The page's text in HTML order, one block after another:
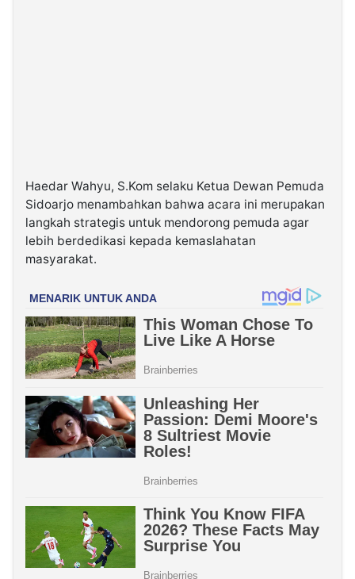
Haedar Wahyu, S.Kom selaku Ketua Dewan Pemuda
Sidoarjo menambahkan bahwa acara ini merupakan
langkah strategis untuk mendorong pemuda agar
lebih berdedikasi kepada kemaslahatan
masyarakat.